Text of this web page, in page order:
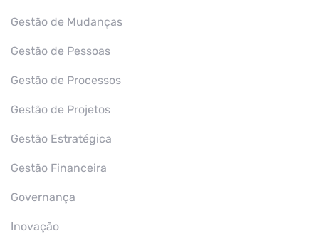
Gestão de Mudanças
Gestão de Pessoas
Gestão de Processos
Gestão de Projetos
Gestão Estratégica
Gestão Financeira
Governança
Inovação